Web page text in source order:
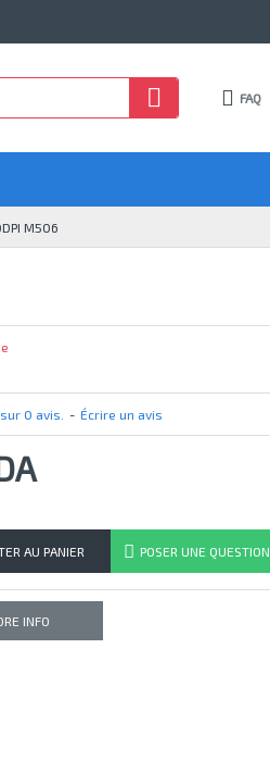
FAQ
M506
0 avis. - Écrire un avis
AU PANIER POSER UNE QUESTION
INFO